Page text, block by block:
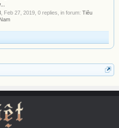
Feb 27, 2019 , 0 replies, in forum: Tiêu